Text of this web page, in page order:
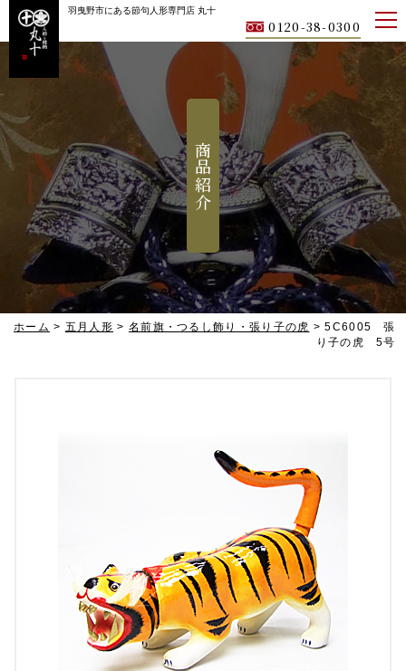
羽曳野市にある節句人形専門店 丸十
0120-38-0300
商品紹介
ホーム > 五月人形 > 名前旗・つるし飾り・張り子の虎 >5C6005 張
り子の虎 5号